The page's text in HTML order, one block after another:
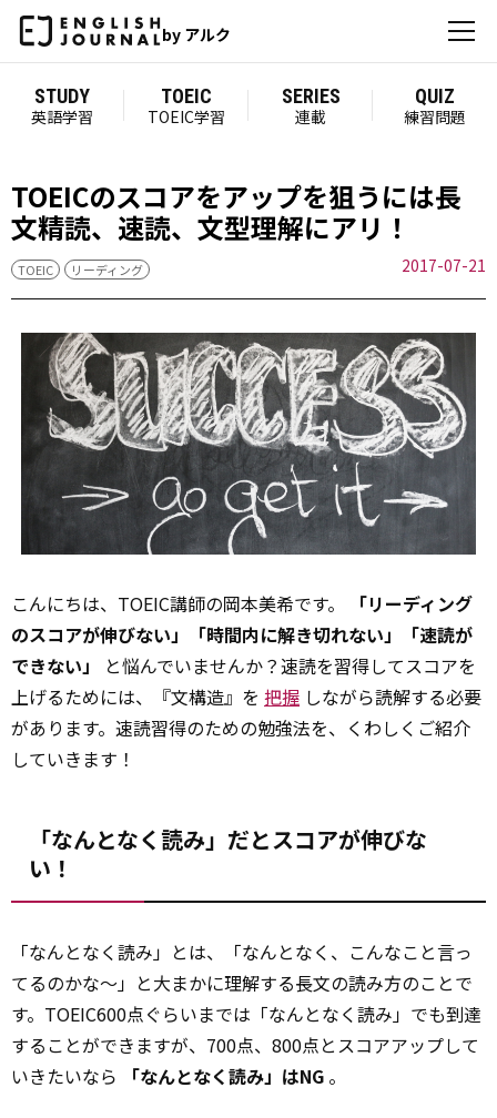
by アルク
STUDY
英語学習
TOEIC
TOEIC学習
SERIES
連載
QUIZ
練習問題
TOEICのスコアをアップを狙うには長
文精読、速読、文型理解にアリ！
TOEIC リーディング 2017-07-21
こんにちは、TOEIC講師の岡本美希です。
「リーディング
のスコアが伸びない」「時間内に解き切れない」「速読が
できない」
と悩んでいませんか？速読を習得してスコアを
上げるためには、『文構造』を 把握 しながら読解する必要
があります。速読習得のための勉強法を、くわしくご紹介
していきます！
「なんとなく読み」だとスコアが伸びな
い！
「なんとなく読み」とは、「なんとなく、こんなこと言っ
てるのかな～」と大まかに理解する長文の読み方のことで
す。TOEIC600点ぐらいまでは「なんとなく読み」でも到達
することができますが、700点、800点とスコアアップして
いきたいなら
「なんとなく読み」はNG 。